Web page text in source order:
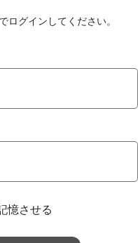
ログインしてください。
憶させる